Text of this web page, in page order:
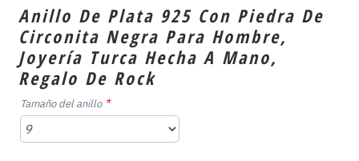
Anillo De Plata 925 Con Piedra De
Circonita Negra Para Hombre,
Joyería Turca Hecha A Mano,
Regalo De Rock
Tamaño del anillo